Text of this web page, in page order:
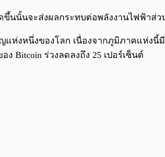
นนั้นจะส่งผลกระทบต่อพลังงานไฟฟ้าส่ว
แห่งหนึ่งของโลก เนื่องจากภูมิภาคแห่ง
Bitcoin ร่วงลดลงถึง 25 เปอร์เซ็นต์